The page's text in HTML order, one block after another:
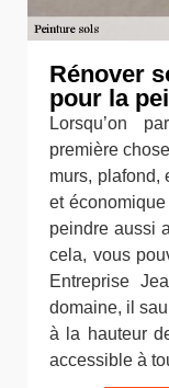
Rénover
pour la
Lorsqu’on
première
murs, plafond,
et
peindre aussi
cela, vous
Entreprise
domaine, il
à la hauteur
accessible à